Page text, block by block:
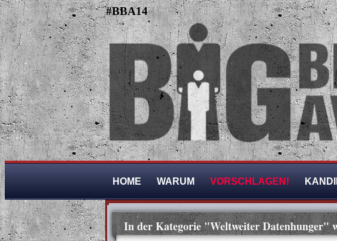
#BBA14
HOME WARUM VORSCHLAGEN!
In der Kategorie "Weltweiter Datenhunger"